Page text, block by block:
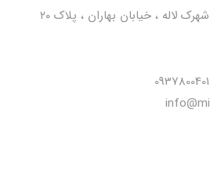
آدرس: تهران ، شاهد شهر ، شهرک لاله ، خیابان بهاران ، پلاک ۲۰